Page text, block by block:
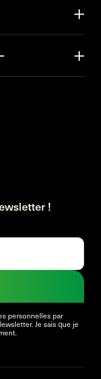
!
personnelles par
Je sais que je